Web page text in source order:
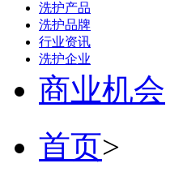
洗护产品
洗护品牌
行业资讯
洗护企业
商业机会
首页>